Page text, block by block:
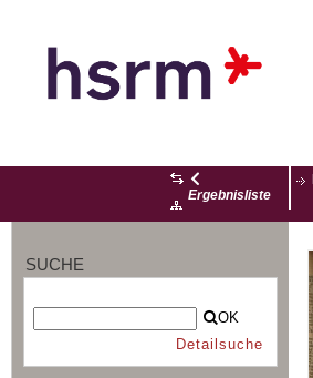
Ergebnisliste
SUCHE
OK
Detailsuche